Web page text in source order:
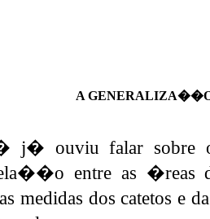
A
j� ouviu falar sobre
entre as �reas
medidas dos catetos e